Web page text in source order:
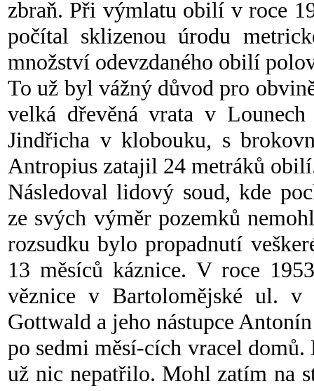
zbraň. Při výmlatu obilí v roce
počítal sklizenou úrodu
množství odevzdaného obilí
To už byl vážný důvod pro
velká dřevěná vrata v
Jindřicha v klobouku, s
Antropius zatajil 24 metráků
Následoval lidový soud, kde
ze svých výměr pozemků
rozsudku bylo propadnutí
13 měsíců káznice. V roce
věznice v Bartolomějské ul. v
Gottwald a jeho nástupce
po sedmi měsí-cích vracel
už nic nepatřilo. Mohl zatím na